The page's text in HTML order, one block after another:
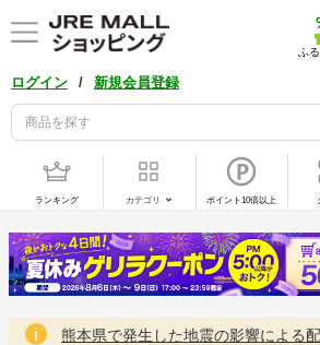
ログイン / 新規会員登録
ふ
ランキング カテゴリ ポイント10倍以上
熊本県で発生した地震の影響による